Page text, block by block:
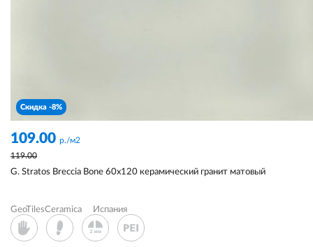
Скидка -8%
109.00 р./м2
119.00
G. Stratos Breccia Bone 60x120 керамический гранит матовый
GeoTilesCeramica Испания